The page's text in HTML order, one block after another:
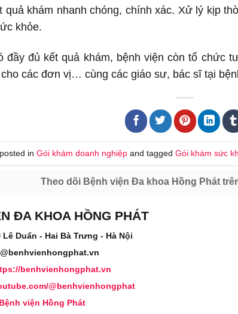
quả khám nhanh chóng, chính xác. Xử lý kịp
khỏe.
đầy đủ kết quả khám, bệnh viện còn tổ chức
các đơn vị… cùng các giáo sư, bác sĩ tại
in Gói khám doanh nghiệp and tagged Gói khám sức
Theo dõi Bệnh viện Đa khoa Hồng Phát
ĐA KHOA HỒNG PHÁT
Duẩn - Hai Bà Trưng - Hà Nội
benhvienhongphat.vn
@benhvienhongphat
Bệnh viện Hồng Phát